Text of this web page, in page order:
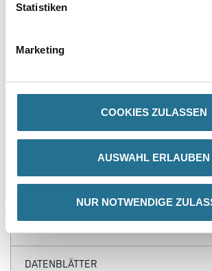
Statistiken
Marketing
COOKIES ZULASSEN
AUSWAHL ERLAUBEN
NUR NOTWENDIGE
PRODUKTEIGENSCHAFTEN
DATENBLÄTTER